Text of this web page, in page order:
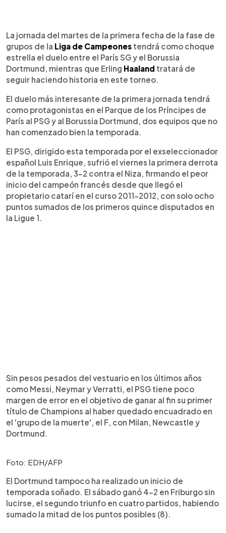
Escuchar artículo
La jornada del martes de la primera fecha de la fase de
grupos de la Liga de Campeones tendrá como choque
estrella el duelo entre el París SG y el Borussia
Dortmund, mientras que Erling Haaland tratará de
seguir haciendo historia en este torneo.
El duelo más interesante de la primera jornada tendrá
como protagonistas en el Parque de los Príncipes de
París al PSG y al Borussia Dortmund, dos equipos que no
han comenzado bien la temporada.
El PSG, dirigido esta temporada por el exseleccionador
español Luis Enrique, sufrió el viernes la primera derrota
de la temporada, 3-2 contra el Niza, firmando el peor
inicio del campeón francés desde que llegó el
propietario catarí en el curso 2011-2012, con solo ocho
puntos sumados de los primeros quince disputados en
la Ligue 1.
Sin pesos pesados del vestuario en los últimos años
como Messi, Neymar y Verratti, el PSG tiene poco
margen de error en el objetivo de ganar al fin su primer
título de Champions al haber quedado encuadrado en
el 'grupo de la muerte', el F, con Milan, Newcastle y
Dortmund.
Foto: EDH/AFP
El Dortmund tampoco ha realizado un inicio de
temporada soñado. El sábado ganó 4-2 en Friburgo sin
lucirse, el segundo triunfo en cuatro partidos, habiendo
sumado la mitad de los puntos posibles (8).